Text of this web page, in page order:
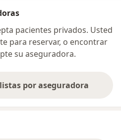
pacientes privados. Usted
para reservar, o encontrar
su aseguradora.
por aseguradora